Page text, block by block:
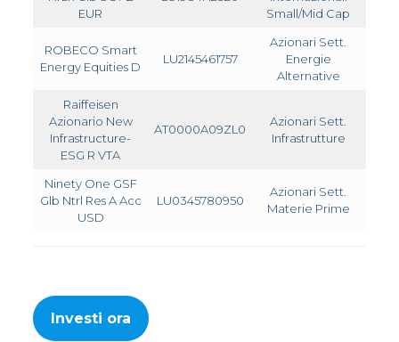
EUR
Small/Mid Cap
ROBECO Smart
Energy Equities D
LU2145461757
Azionari Sett.
Energie
Alternative
Raiffeisen
Azionario New
Infrastructure-
ESG R VTA
AT0000A09ZL0
Azionari Sett.
Infrastrutture
Ninety One GSF
Glb Ntrl Res A Acc
USD
LU0345780950
Azionari Sett.
Materie Prime
Investi ora